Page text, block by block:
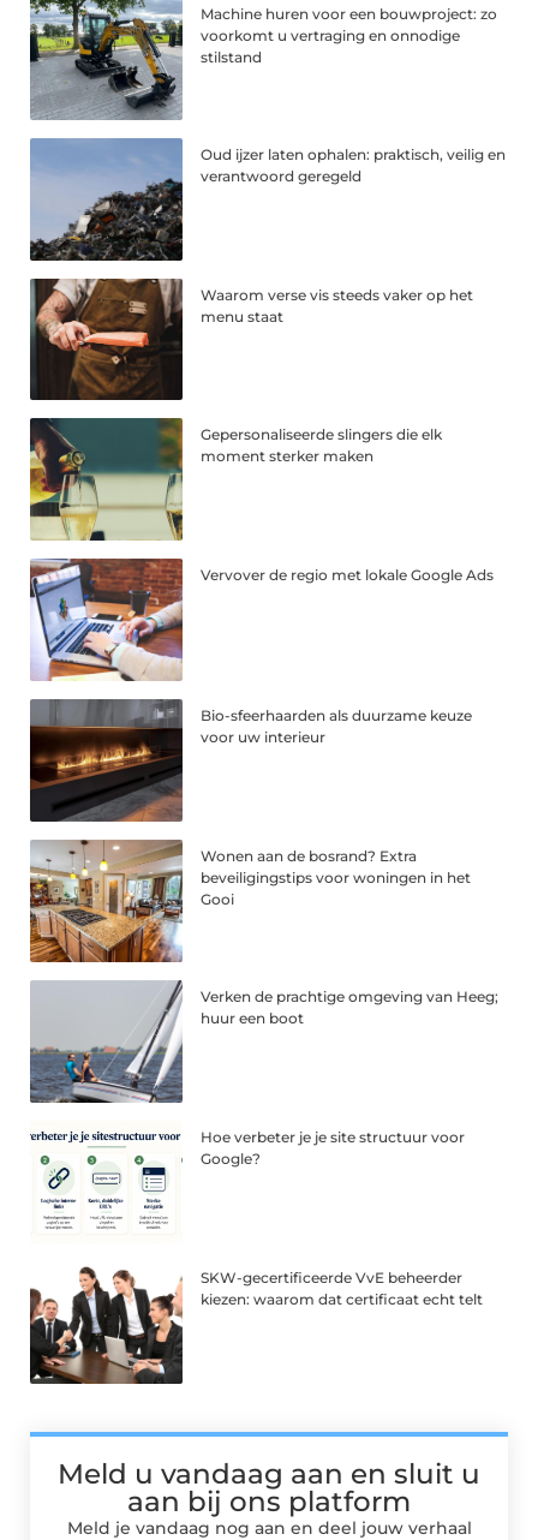
Machine huren voor een bouwproject: zo
voorkomt u vertraging en onnodige
stilstand
Oud ijzer laten ophalen: praktisch, veilig en
verantwoord geregeld
Waarom verse vis steeds vaker op het
menu staat
Gepersonaliseerde slingers die elk
moment sterker maken
Vervover de regio met lokale Google Ads
Bio-sfeerhaarden als duurzame keuze
voor uw interieur
Wonen aan de bosrand? Extra
beveiligingstips voor woningen in het
Gooi
Verken de prachtige omgeving van Heeg;
huur een boot
Hoe verbeter je je site structuur voor
Google?
SKW-gecertificeerde VvE beheerder
kiezen: waarom dat certificaat echt telt
Meld u vandaag aan en sluit u
aan bij ons platform
Meld je vandaag nog aan en deel jouw verhaal